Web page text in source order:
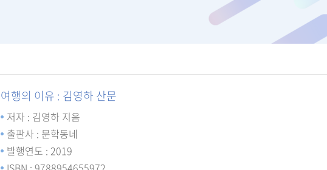
책바다서비스
원문정보서비스
이용자게시판
신청서비스
여행의 이유 : 김영하 산문
저자 : 김영하 지음
출판사 : 문학동네
발행연도 : 2019